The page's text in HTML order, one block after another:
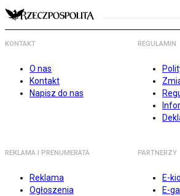
KONTAKT
O nas
Kontakt
Napisz do nas
REGULAMIN
REKLAMA I PRENUMERATA
Reklama
Ogłoszenia
PARTNERZY
E-
E-